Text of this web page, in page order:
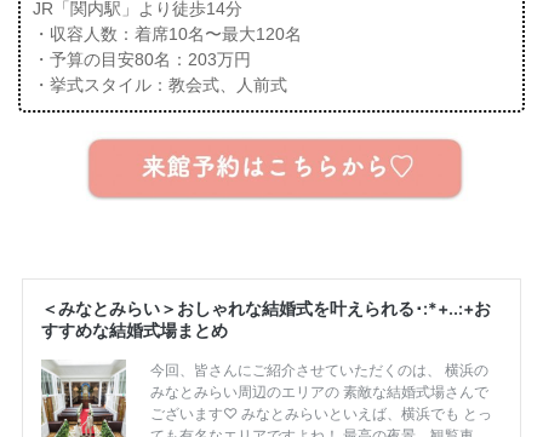
JR「関内駅」より徒歩14分
・収容人数：着席10名〜最大120名
・予算の目安80名：203万円
・挙式スタイル：教会式、人前式